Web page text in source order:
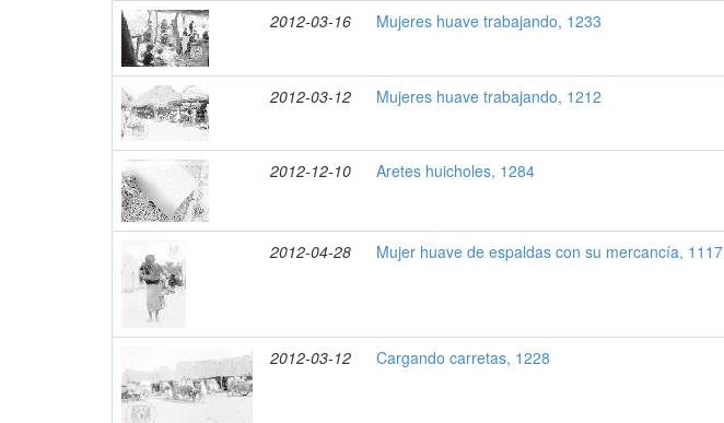
2012-03-16 Mujeres huave trabajando, 1233
2012-03-12 Mujeres huave trabajando, 1212
2012-12-10 Aretes huicholes, 1284
2012-04-28 Mujer huave de espaldas con su mercancía, 1117
2012-03-12 Cargando carretas, 1228